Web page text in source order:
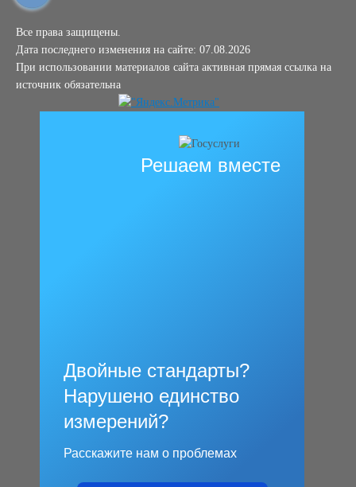
Все права защищены.
Дата последнего изменения на сайте: 07.08.2026
При использовании материалов сайта активная прямая ссылка на
источник обязательна
Решаем вместе
Двойные стандарты?
Нарушено единство
измерений?
Расскажите нам о проблемах